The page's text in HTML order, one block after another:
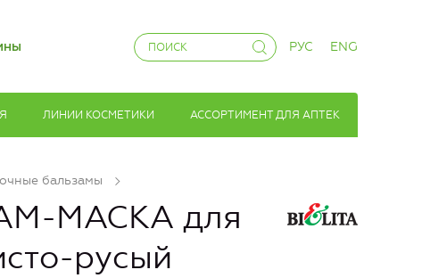
РУС ENG
ЛИНИИ КОСМЕТИКИ АССОРТИМЕНТ ДЛЯ АПТЕК
бальзамы
МАСКА для
русый